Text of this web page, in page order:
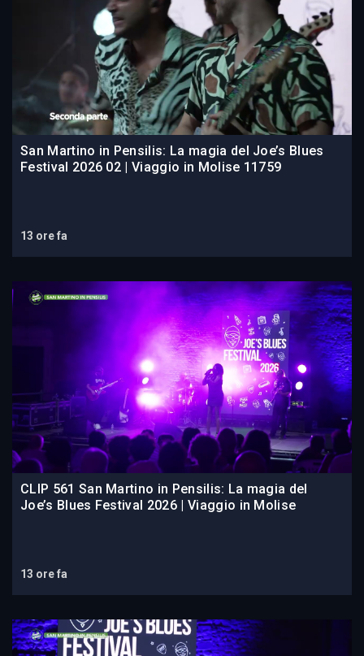
San Martino in Pensilis: La magia del Joe’s Blues
Festival 2026 02 | Viaggio in Molise 11759
13 ore fa
CLIP 561 San Martino in Pensilis: La magia del
Joe’s Blues Festival 2026 | Viaggio in Molise
13 ore fa